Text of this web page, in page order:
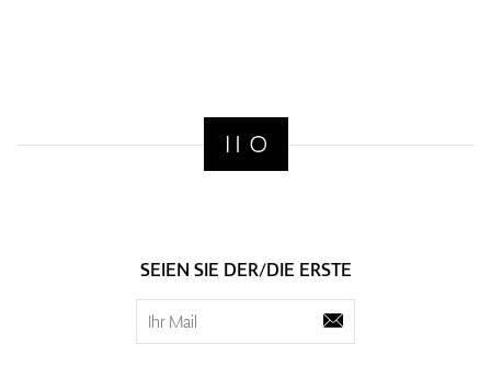
SEIEN SIE DER/DIE ERSTE